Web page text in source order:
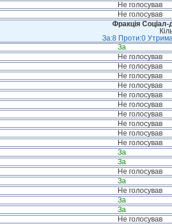
Не голосував
Не голосував
Фракція Соціал-
За:8 Проти:0
За
Не голосував
Не голосував
Не голосував
Не голосував
Не голосував
Не голосував
Не голосував
Не голосував
Не голосував
Не голосував
За
За
Не голосував
За
Не голосував
За
За
Не голосував